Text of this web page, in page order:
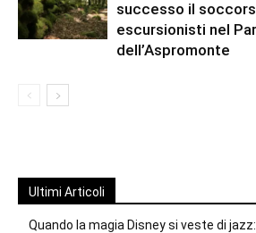
successo il
escursionisti nel
dell’Aspromonte
Ultimi Articoli
Quando la magia Disney si veste di